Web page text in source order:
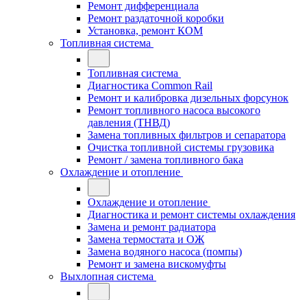
Ремонт дифференциала
Ремонт раздаточной коробки
Установка, ремонт КОМ
Топливная система
Топливная система
Диагностика Common Rail
Ремонт и калибровка дизельных форсунок
Ремонт топливного насоса высокого
давления (ТНВД)
Замена топливных фильтров и сепаратора
Очистка топливной системы грузовика
Ремонт / замена топливного бака
Охлаждение и отопление
Охлаждение и отопление
Диагностика и ремонт системы охлаждения
Замена и ремонт радиатора
Замена термостата и ОЖ
Замена водяного насоса (помпы)
Ремонт и замена вискомуфты
Выхлопная система